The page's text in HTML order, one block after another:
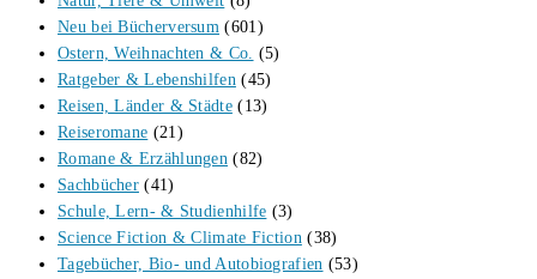
Neu bei Bücherversum (601)
Ostern, Weihnachten & Co. (5)
Ratgeber & Lebenshilfen (45)
Reisen, Länder & Städte (13)
Reiseromane (21)
Romane & Erzählungen (82)
Sachbücher (41)
Schule, Lern- & Studienhilfe (3)
Science Fiction & Climate Fiction (38)
Tagebücher, Bio- und Autobiografien (53)